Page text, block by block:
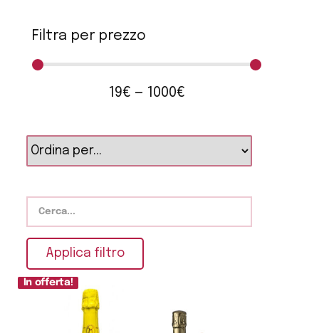
Filtra per prezzo
19€ — 1000€
Applica filtro
In offerta!